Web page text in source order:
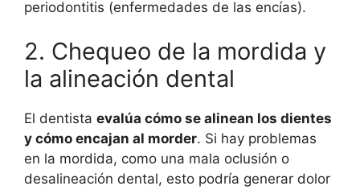
periodontitis (enfermedades de las encías).
2. Chequeo de la mordida y
la alineación dental
El dentista evalúa cómo se alinean los dientes
y cómo encajan al morder. Si hay problemas
en la mordida, como una mala oclusión o
desalineación dental, esto podría generar dolor